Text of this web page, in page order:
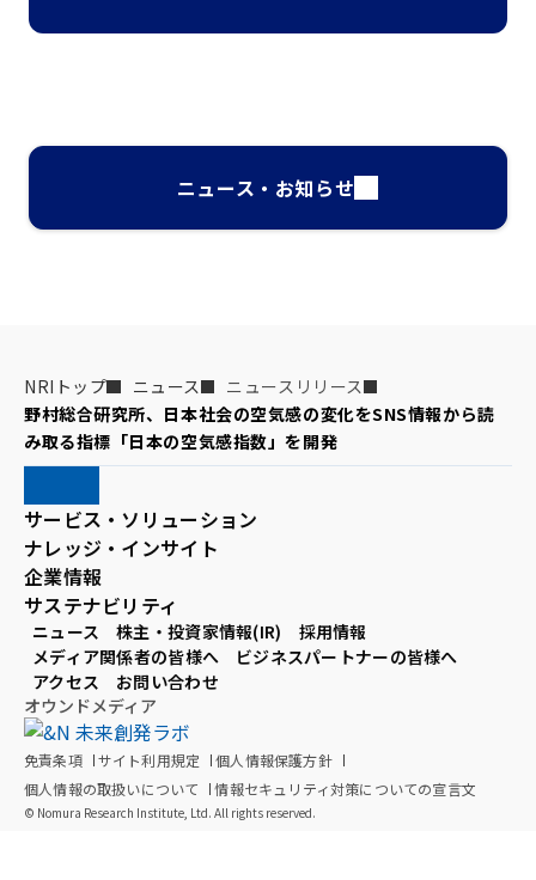
ニュース・お知らせ
NRIトップ ニュース
ニュースリリース
野村総合研究所、日本社会の空気感の変化をSNS情報から読
み取る指標「日本の空気感指数」を開発
サービス・ソリューション
ナレッジ・インサイト
企業情報
サステナビリティ
ニュース 株主・投資家情報(IR)
採用情報
メディア関係者の皆様へ
ビジネスパートナーの皆様へ
アクセス
お問い合わせ
オウンドメディア
免責条項 サイト利用規定
個人情報保護方針
個人情報の取扱いについて
情報セキュリティ対策についての宣言文
© Nomura Research Institute, Ltd. All rights reserved.